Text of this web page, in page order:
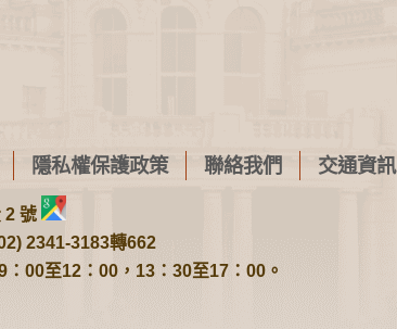
隱私權保護政策 聯絡我們 交通資訊
2 號
2341-3183轉662
00至12：00，13：30至17：00。